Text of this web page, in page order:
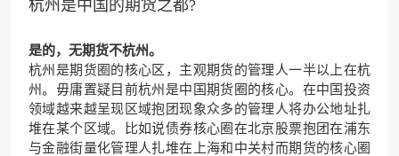
杭州是中国的期货之都?
是的，无期货不杭州。
杭州是期货圈的核心区，主观期货的管理人一半以上在杭
州。毋庸置疑目前杭州是中国期货圈的核心。在中国投资
领域越来越呈现区域抱团现象众多的管理人将办公地址扎
堆在某个区域。比如说债券核心圈在北京股票抱团在浦东
与金融街量化管理人扎堆在上海和中关村而期货的核心圈